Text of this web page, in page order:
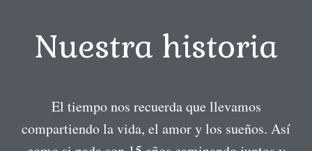
Nuestra historia
El tiempo nos recuerda que llevamos
compartiendo la vida, el amor y los sueños. Así